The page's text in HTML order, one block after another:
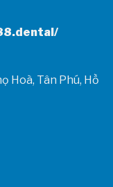
Hoà, Tân Phú, Hồ